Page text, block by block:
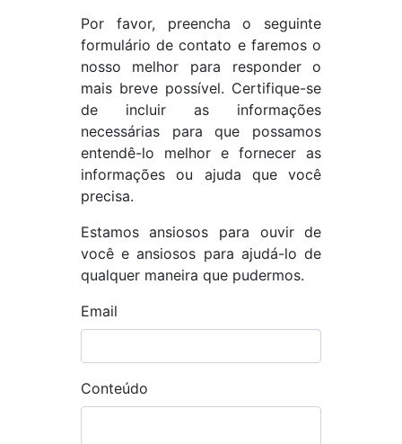
Por favor, preencha o seguinte
formulário de contato e faremos o
nosso melhor para responder o
mais breve possível. Certifique-se
de incluir as informações
necessárias para que possamos
entendê-lo melhor e fornecer as
informações ou ajuda que você
precisa.
Estamos ansiosos para ouvir de
você e ansiosos para ajudá-lo de
qualquer maneira que pudermos.
Email
Conteúdo